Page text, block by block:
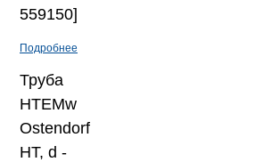
559150]
Подробнее
Труба
HTEMw
Ostendorf
HT, d -